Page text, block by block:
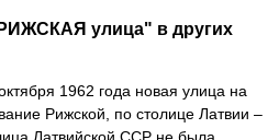
улица" в других
1962 года новая улица на
Рижской, по столице Латвии –